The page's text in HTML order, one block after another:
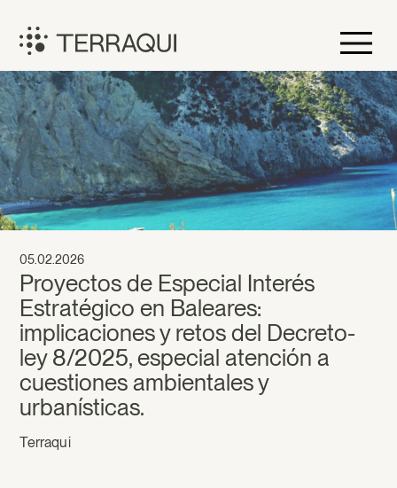
contenido
Terraqui
Proyectos de Especial Interés
Estratégico en Baleares:
implicaciones y retos del Decreto-
ley 8/2025, especial atención a
cuestiones ambientales y
urbanísticas.
05.02.2026
Terraqui